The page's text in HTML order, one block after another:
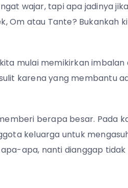
wajar, tapi apa jadinya
Om atau Tante? Bukankah
mulai memikirkan
karena yang membantu
berapa besar. Pada
keluarga untuk
apa, nanti dianggap tidak